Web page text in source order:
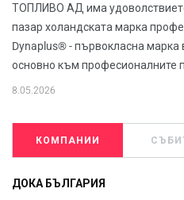
ТОПЛИВО АД има
пазар холандската марка
Dynaplus® - първокласна марка
основно към професионалните
8.05.2026
КОМПАНИИ
ДОКА БЪЛГАРИЯ